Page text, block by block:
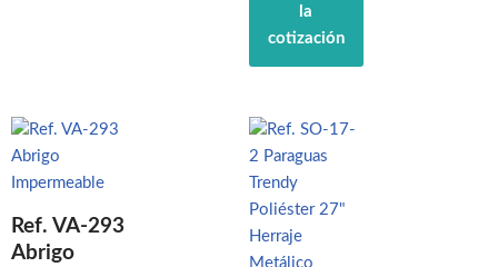
la
cotización
Ref. VA-293
Abrigo